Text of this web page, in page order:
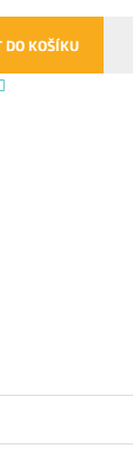
DO KOŠÍKU